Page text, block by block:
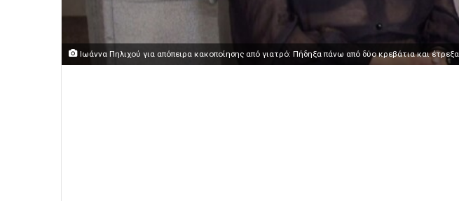
Ιωάννα Πηλιχού για απόπειρα κακοποίησης από γιατρό: Πήδηξα πάνω από δύο κρεβάτια και έτρεξα